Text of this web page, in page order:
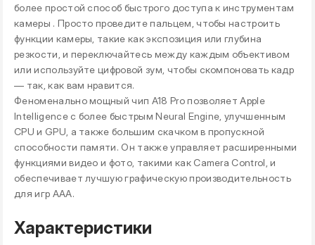
более простой способ быстрого доступа к инструментам
камеры . Просто проведите пальцем, чтобы настроить
функции камеры, такие как экспозиция или глубина
резкости, и переключайтесь между каждым объективом
или используйте цифровой зум, чтобы скомпоновать кадр
— так, как вам нравится.
Феноменально мощный чип A18 Pro позволяет Apple
Intelligence с более быстрым Neural Engine, улучшенным
CPU и GPU, а также большим скачком в пропускной
способности памяти. Он также управляет расширенными
функциями видео и фото, такими как Camera Control, и
обеспечивает лучшую графическую производительность
для игр AAA.
Характеристики